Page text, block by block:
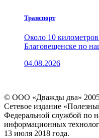
Транспорт
Около 10
Благовещенске по
04.08.2026
© ООО «Дважды два»
Сетевое издание
Федеральной службой по
информационных
13 июля 2018 года.